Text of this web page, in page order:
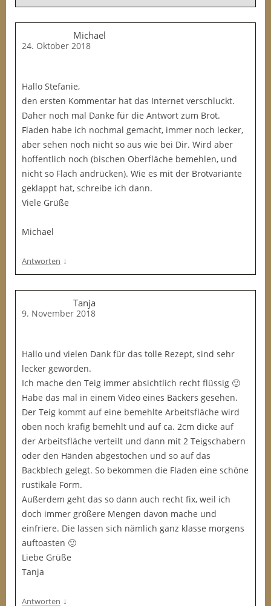
Michael
24. Oktober 2018
Hallo Stefanie,
den ersten Kommentar hat das Internet verschluckt.
Daher noch mal Danke für die Antwort zum Brot.
Fladen habe ich nochmal gemacht, immer noch lecker,
aber sehen noch nicht so aus wie bei Dir. Wird aber
hoffentlich noch (bischen Oberfläche bemehlen, und
nicht so Flach andrücken). Wie es mit der Brotvariante
geklappt hat, schreibe ich dann.
Viele Grüße
Michael
Antworten ↓
Tanja
9. November 2018
Hallo und vielen Dank für das tolle Rezept, sind sehr
lecker geworden.
Ich mache den Teig immer absichtlich recht flüssig 🙂
Habe das mal in einem Video eines Bäckers gesehen.
Der Teig kommt auf eine bemehlte Arbeitsfläche wird
oben noch kräfig bemehlt und auf ca. 2cm dicke auf
der Arbeitsfläche verteilt und dann mit 2 Teigschabern
oder den Händen abgestochen und so auf das
Backblech gelegt. So bekommen die Fladen eine schöne
rustikale Form.
Außerdem geht das so dann auch recht fix, weil ich
doch immer größere Mengen davon mache und
einfriere. Die lassen sich nämlich ganz klasse morgens
auftoasten 🙂
Liebe Grüße
Tanja
Antworten ↓